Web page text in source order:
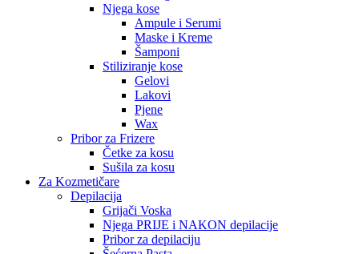
Njega kose
Ampule i Serumi
Maske i Kreme
Šamponi
Stiliziranje kose
Gelovi
Lakovi
Pjene
Wax
Pribor za Frizere
Četke za kosu
Sušila za kosu
Za Kozmetičare
Depilacija
Grijači Voska
Njega PRIJE i NAKON depilacije
Pribor za depilaciju